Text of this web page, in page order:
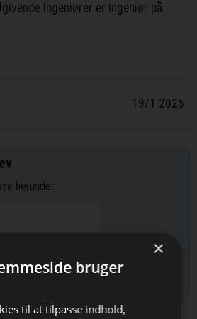
Ingeniører er ingeniør på
19/1 2026
herunder.
og afmelding her
×
bruger
til at tilpasse indhold,